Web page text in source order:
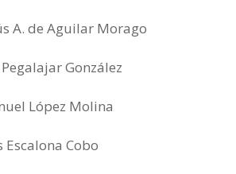
A. de Aguilar Morago
González
López Molina
Escalona Cobo